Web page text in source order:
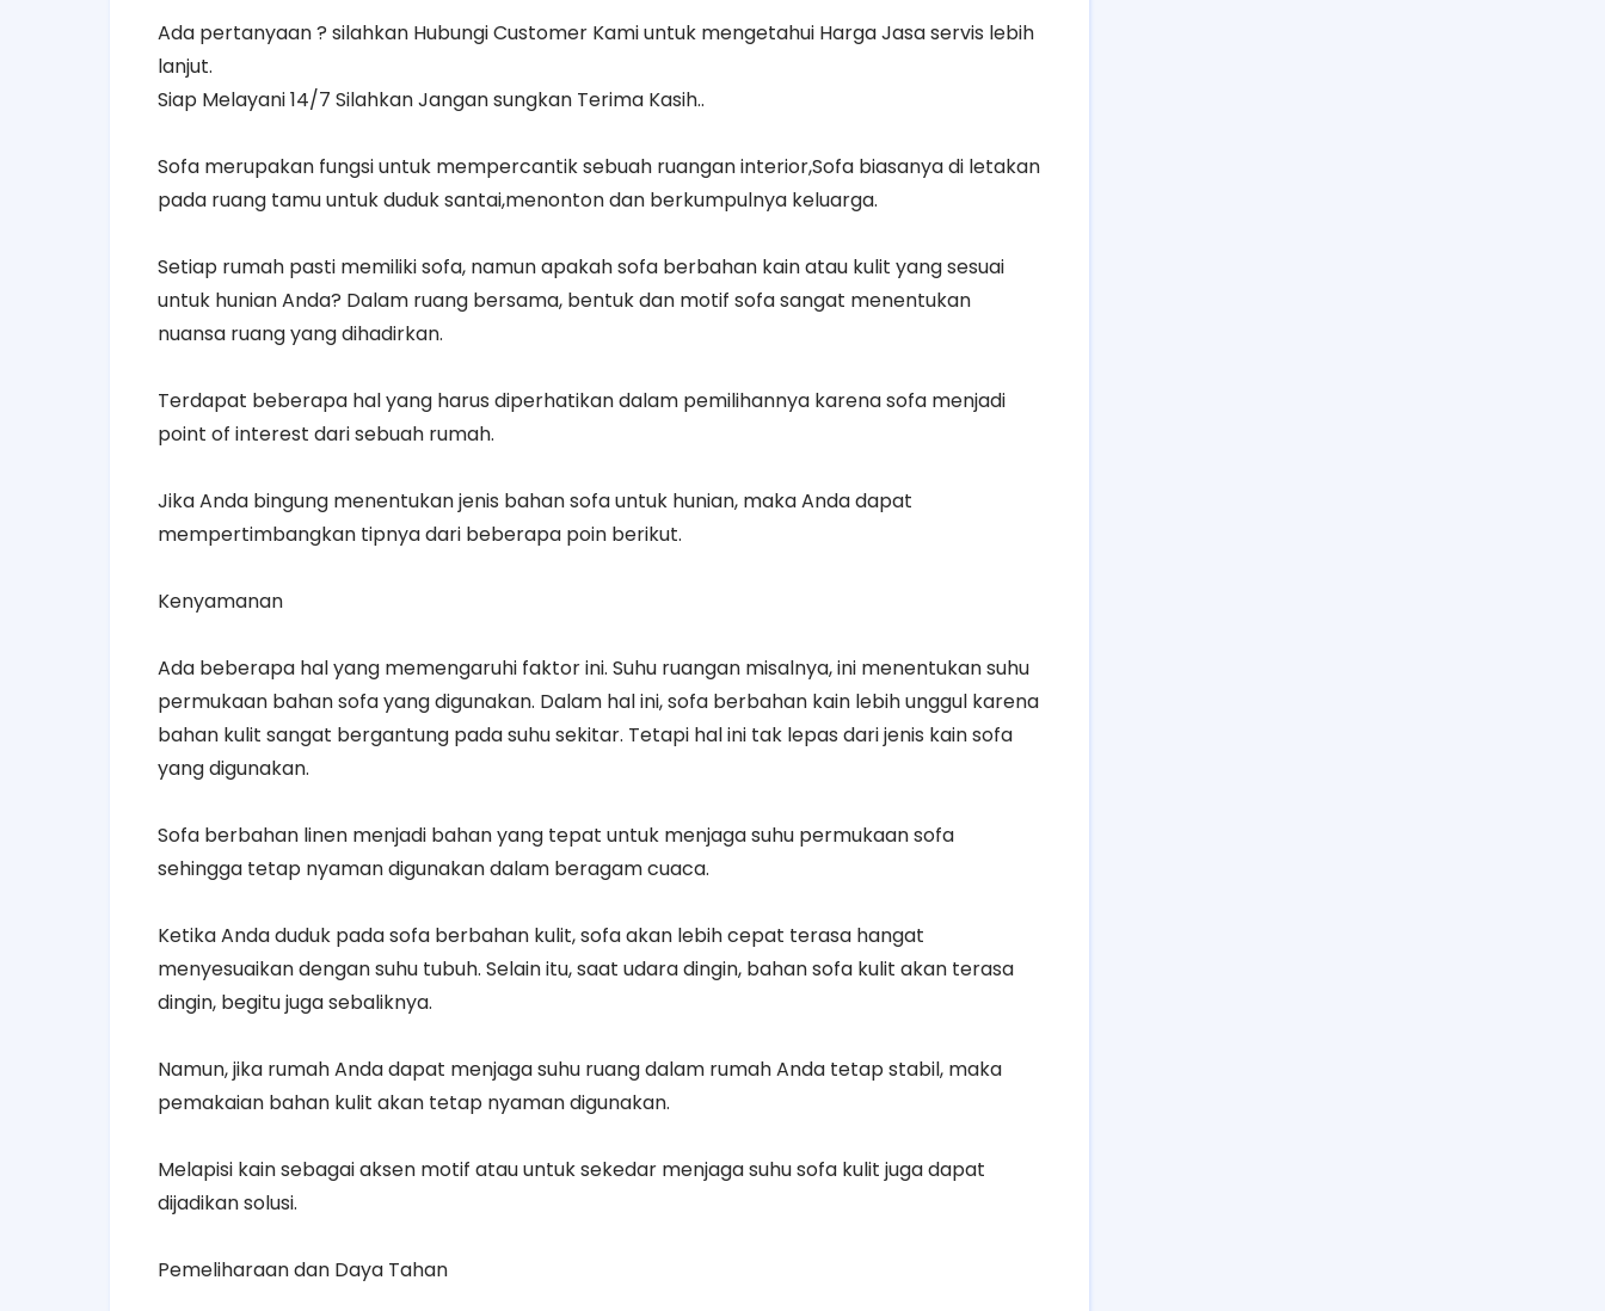
Ada pertanyaan ? silahkan Hubungi Customer Kami untuk mengetahui Harga Jasa servis lebih
lanjut.
Siap Melayani 14/7 Silahkan Jangan sungkan Terima Kasih..
Sofa merupakan fungsi untuk mempercantik sebuah ruangan interior,Sofa biasanya di letakan
pada ruang tamu untuk duduk santai,menonton dan berkumpulnya keluarga.
Setiap rumah pasti memiliki sofa, namun apakah sofa berbahan kain atau kulit yang sesuai
untuk hunian Anda? Dalam ruang bersama, bentuk dan motif sofa sangat menentukan
nuansa ruang yang dihadirkan.
Terdapat beberapa hal yang harus diperhatikan dalam pemilihannya karena sofa menjadi
point of interest dari sebuah rumah.
Jika Anda bingung menentukan jenis bahan sofa untuk hunian, maka Anda dapat
mempertimbangkan tipnya dari beberapa poin berikut.
Kenyamanan
Ada beberapa hal yang memengaruhi faktor ini. Suhu ruangan misalnya, ini menentukan suhu
permukaan bahan sofa yang digunakan. Dalam hal ini, sofa berbahan kain lebih unggul karena
bahan kulit sangat bergantung pada suhu sekitar. Tetapi hal ini tak lepas dari jenis kain sofa
yang digunakan.
Sofa berbahan linen menjadi bahan yang tepat untuk menjaga suhu permukaan sofa
sehingga tetap nyaman digunakan dalam beragam cuaca.
Ketika Anda duduk pada sofa berbahan kulit, sofa akan lebih cepat terasa hangat
menyesuaikan dengan suhu tubuh. Selain itu, saat udara dingin, bahan sofa kulit akan terasa
dingin, begitu juga sebaliknya.
Namun, jika rumah Anda dapat menjaga suhu ruang dalam rumah Anda tetap stabil, maka
pemakaian bahan kulit akan tetap nyaman digunakan.
Melapisi kain sebagai aksen motif atau untuk sekedar menjaga suhu sofa kulit juga dapat
dijadikan solusi.
Pemeliharaan dan Daya Tahan